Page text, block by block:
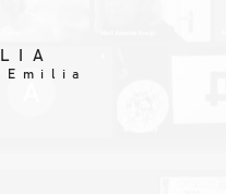
Emilia